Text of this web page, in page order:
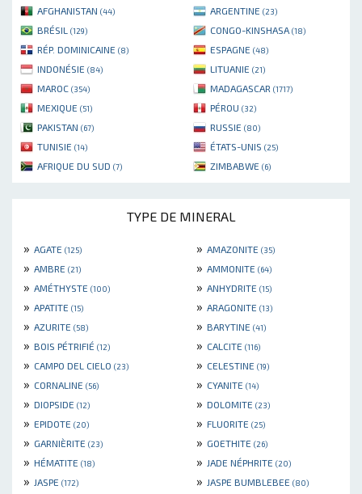
AFGHANISTAN (44) ARGENTINE (23)
BRÉSIL (129) CONGO-KINSHASA (18)
RÉP. DOMINICAINE (8) ESPAGNE (48)
INDONÉSIE (84) LITUANIE (21)
MAROC (354) MADAGASCAR (1717)
MEXIQUE (51) PÉROU (32)
PAKISTAN (67) RUSSIE (80)
TUNISIE (14) ÉTATS-UNIS (25)
AFRIQUE DU SUD (7) ZIMBABWE (6)
TYPE DE MINERAL
» AGATE (125) » AMAZONITE (35)
» AMBRE (21) » AMMONITE (64)
» AMÉTHYSTE (100) » ANHYDRITE (15)
» APATITE (15) » ARAGONITE (13)
» AZURITE (58) » BARYTINE (41)
» BOIS PÉTRIFIÉ (12) » CALCITE (116)
» CAMPO DEL CIELO (23) » CELESTINE (19)
» CORNALINE (56) » CYANITE (14)
» DIOPSIDE (12) » DOLOMITE (23)
» EPIDOTE (20) » FLUORITE (25)
» GARNIÈRITE (23) » GOETHITE (26)
» HÉMATITE (18) » JADE NÉPHRITE (20)
» JASPE (172) » JASPE BUMBLEBEE (80)